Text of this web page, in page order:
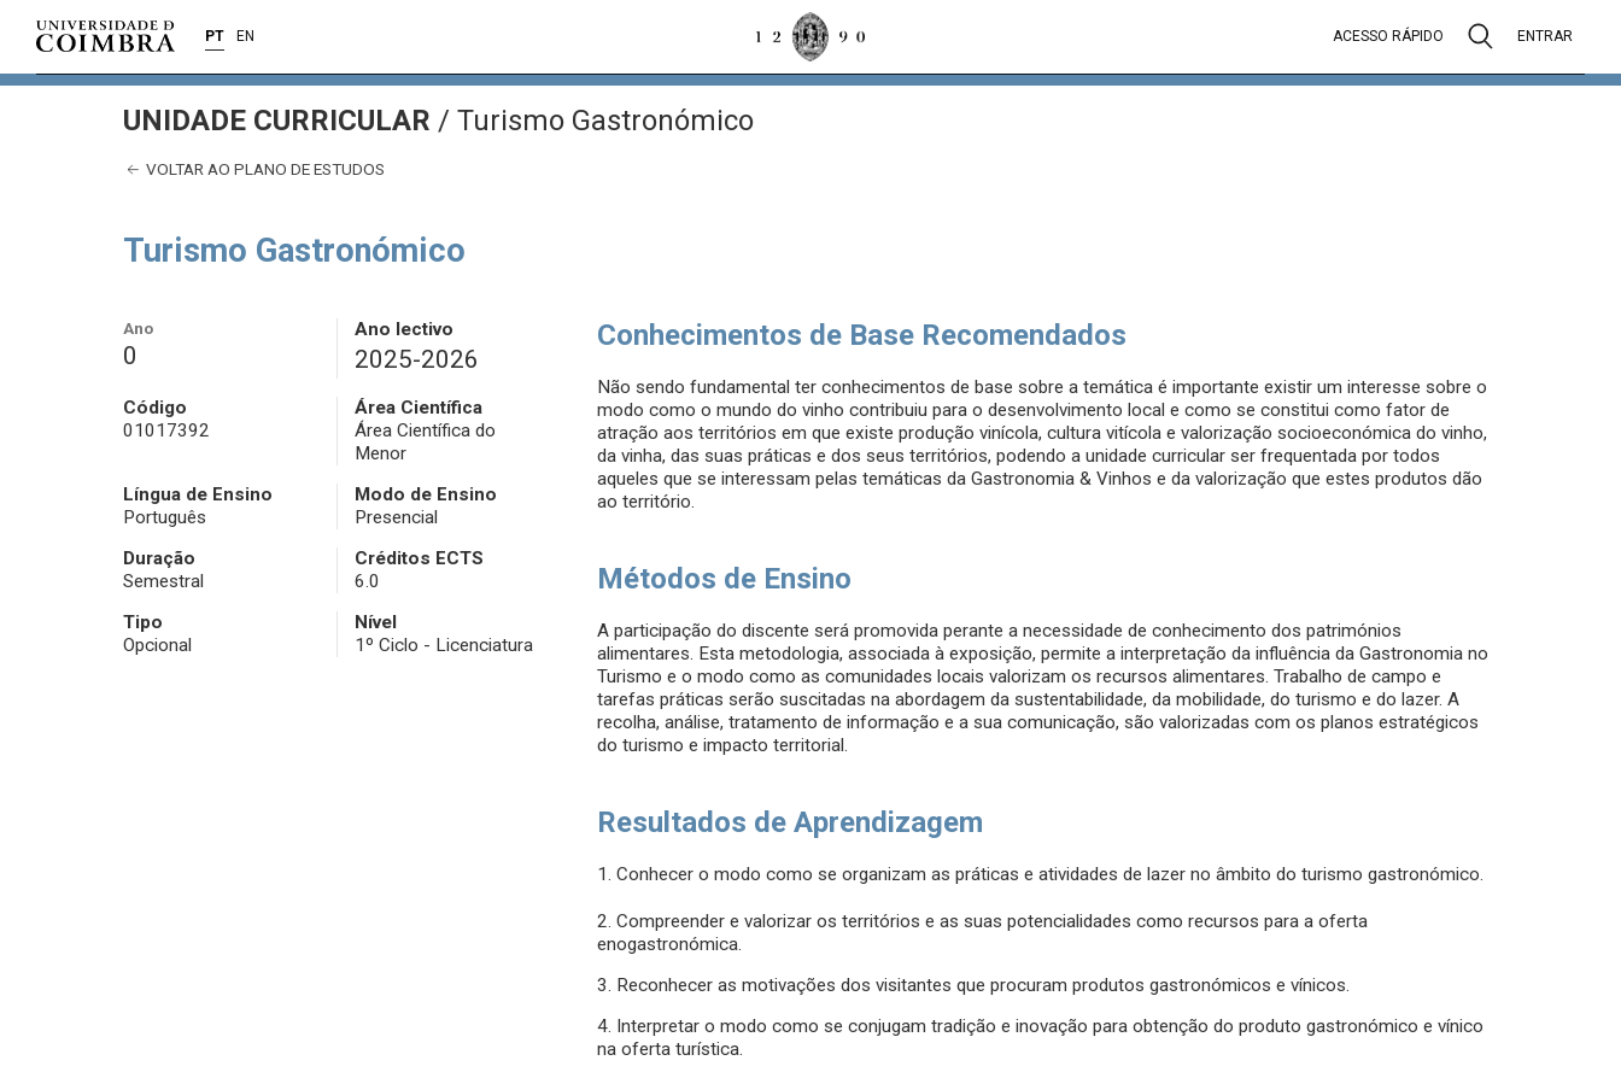
PT EN ACESSO RÁPIDO ENTRAR
UNIDADE CURRICULAR / Turismo Gastronómico
VOLTAR AO PLANO DE ESTUDOS
Turismo Gastronómico
Ano
0
Ano lectivo
2025-2026
Código
01017392
Área Científica
Área Científica do
Menor
Língua de Ensino
Português
Modo de Ensino
Presencial
Duração
Semestral
Créditos ECTS
6.0
Tipo
Opcional
Nível
1º Ciclo - Licenciatura
Conhecimentos de Base Recomendados
Não sendo fundamental ter conhecimentos de base sobre a temática é importante existir um interesse sobre o
modo como o mundo do vinho contribuiu para o desenvolvimento local e como se constitui como fator de
atração aos territórios em que existe produção vinícola, cultura vitícola e valorização socioeconómica do vinho,
da vinha, das suas práticas e dos seus territórios, podendo a unidade curricular ser frequentada por todos
aqueles que se interessam pelas temáticas da Gastronomia & Vinhos e da valorização que estes produtos dão
ao território.
Métodos de Ensino
A participação do discente será promovida perante a necessidade de conhecimento dos patrimónios
alimentares. Esta metodologia, associada à exposição, permite a interpretação da influência da Gastronomia no
Turismo e o modo como as comunidades locais valorizam os recursos alimentares. Trabalho de campo e
tarefas práticas serão suscitadas na abordagem da sustentabilidade, da mobilidade, do turismo e do lazer. A
recolha, análise, tratamento de informação e a sua comunicação, são valorizadas com os planos estratégicos
do turismo e impacto territorial.
Resultados de Aprendizagem
1. Conhecer o modo como se organizam as práticas e atividades de lazer no âmbito do turismo gastronómico.
2. Compreender e valorizar os territórios e as suas potencialidades como recursos para a oferta
enogastronómica.
3. Reconhecer as motivações dos visitantes que procuram produtos gastronómicos e vínicos.
4. Interpretar o modo como se conjugam tradição e inovação para obtenção do produto gastronómico e vínico
na oferta turística.